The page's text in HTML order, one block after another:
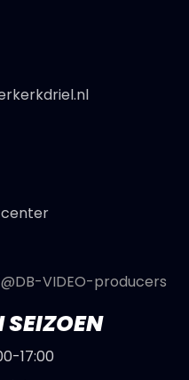
VIDEO-producers
17:00